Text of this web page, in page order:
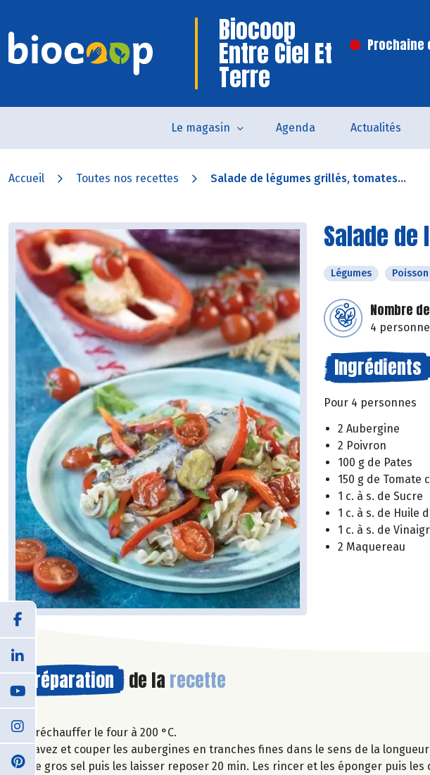
Biocoop
Entre Ciel Et
Terre
Prochaine
Le magasin Agenda Actualités
Accueil Toutes nos recettes Salade de légumes grillés, tomates...
Salade
Légumes Poisson
Nombre
4
Ingrédients
Pour 4 personnes
2 Aubergine
2 Poivron
100 g de Pates
150 g de Tomate
1 c. à s. de Sucre
1 c. à s. de Huile
1 c. à s. de
2 Maquereau
Préparation de la recette
Préchauffer le four à 200 °C.
Lavez et couper les aubergines en tranches fines dans le sens de la
de gros sel puis les laisser reposer 20 min. Les rincer et les éponger puis